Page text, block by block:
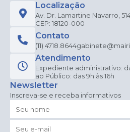
Localização
Av. Dr. Lamartine Navarro,
CEP: 18120-000
Contato
(11) 4718.8644
Atendimento
Expediente administrativo:
ao Público: das 9h às 16h
Newsletter
Inscreva-se e receba informativos